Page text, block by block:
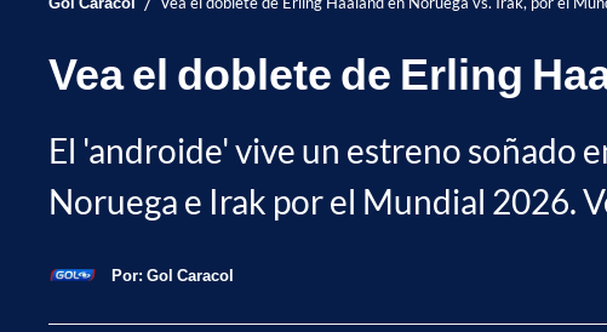
Vea el doblete de Erling
El 'androide' vive un estreno soñado
Noruega e Irak por el Mundial 2026.
Por: Gol Caracol